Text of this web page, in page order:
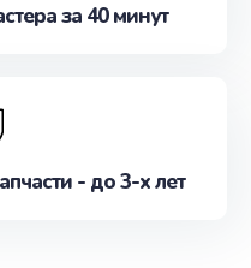
за 40 минут
- до 3-х лет